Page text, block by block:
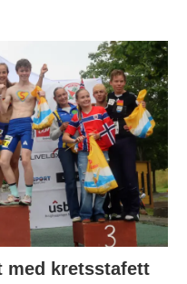
med kretsstafett